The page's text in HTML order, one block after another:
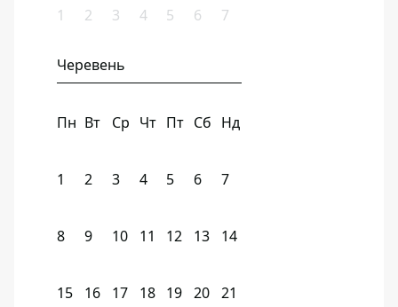
1 2 3 4 5 6 7
Черевень
Пн Вт Ср Чт Пт Сб Нд
1 2 3 4 5 6 7
8 9 10 11 12 13 14
15 16 17 18 19 20 21